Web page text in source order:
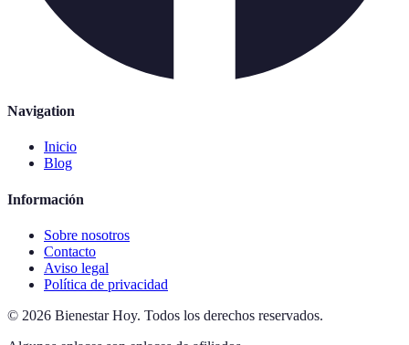
Navigation
Inicio
Blog
Información
Sobre nosotros
Contacto
Aviso legal
Política de privacidad
© 2026 Bienestar Hoy. Todos los derechos reservados.